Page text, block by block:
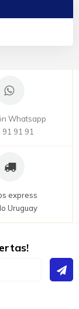
Whatsapp
91 91 91
express
Uruguay